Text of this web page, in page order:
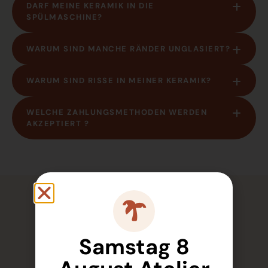
DARF MEINE KERAMIK IN DIE
SPÜLMASCHINE?
WARUM SIND MANCHE RÄNDER UNGLASIERT?
WARUM SIND RISSE IN MEINER KERAMIK?
WELCHE ZAHLUNGSMETHODEN WERDEN
AKZEPTIERT ?
INTERESSANT FÜR DICH
ANSTEHENDE
Samstag 8